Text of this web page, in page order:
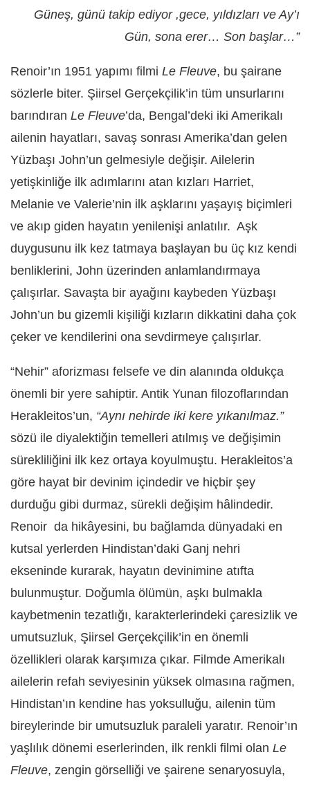
Güneş, günü takip ediyor ,gece, yıldızları ve Ay’ı
Gün, sona erer… Son başlar…”
Renoir’ın 1951 yapımı filmi Le Fleuve, bu şairane
sözlerle biter. Şiirsel Gerçekçilik’in tüm unsurlarını
barındıran Le Fleuve’da, Bengal’deki iki Amerikalı
ailenin hayatları, savaş sonrası Amerika’dan gelen
Yüzbaşı John’un gelmesiyle değişir. Ailelerin
yetişkinliğe ilk adımlarını atan kızları Harriet,
Melanie ve Valerie’nin ilk aşklarını yaşayış biçimleri
ve akıp giden hayatın yenilenişi anlatılır. Aşk
duygusunu ilk kez tatmaya başlayan bu üç kız kendi
benliklerini, John üzerinden anlamlandırmaya
çalışırlar. Savaşta bir ayağını kaybeden Yüzbaşı
John’un bu gizemli kişiliği kızların dikkatini daha çok
çeker ve kendilerini ona sevdirmeye çalışırlar.
“Nehir” aforizması felsefe ve din alanında oldukça
önemli bir yere sahiptir. Antik Yunan filozoflarından
Herakleitos’un, “Aynı nehirde iki kere yıkanılmaz.”
sözü ile diyalektiğin temelleri atılmış ve değişimin
sürekliliğini ilk kez ortaya koyulmuştu. Herakleitos’a
göre hayat bir devinim içindedir ve hiçbir şey
durduğu gibi durmaz, sürekli değişim hâlindedir.
Renoir da hikâyesini, bu bağlamda dünyadaki en
kutsal yerlerden Hindistan’daki Ganj nehri
ekseninde kurarak, hayatın devinimine atıfta
bulunmuştur. Doğumla ölümün, aşkı bulmakla
kaybetmenin tezatlığı, karakterlerindeki çaresizlik ve
umutsuzluk, Şiirsel Gerçekçilik’in en önemli
özellikleri olarak karşımıza çıkar. Filmde Amerikalı
ailelerin refah seviyesinin yüksek olmasına rağmen,
Hindistan’ın kendine has yoksulluğu, ailenin tüm
bireylerinde bir umutsuzluk paraleli yaratır. Renoir’ın
yaşlılık dönemi eserlerinden, ilk renkli filmi olan Le
Fleuve, zengin görselliği ve şairene senaryosuyla,